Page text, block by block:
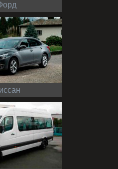
Форд
Ниссан